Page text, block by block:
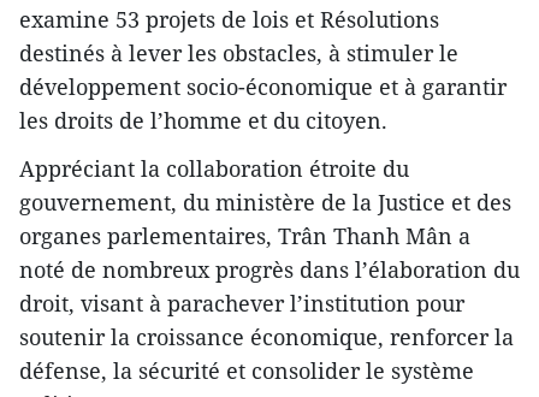
examine 53 projets de lois et Résolutions
destinés à lever les obstacles, à stimuler le
développement socio-économique et à garantir
les droits de l’homme et du citoyen.
Appréciant la collaboration étroite du
gouvernement, du ministère de la Justice et des
organes parlementaires, Trân Thanh Mân a
noté de nombreux progrès dans l’élaboration du
droit, visant à parachever l’institution pour
soutenir la croissance économique, renforcer la
défense, la sécurité et consolider le système